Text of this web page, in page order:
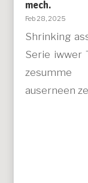
mech.
Feb 28, 2025
Shrinking
Serie iwwer
auserneen